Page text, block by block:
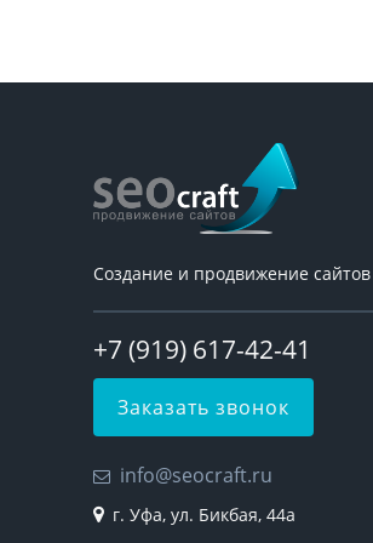
Создание и продвижение
+7 (919) 617-42-41
Заказать звонок
info@seocraft.ru
г. Уфа, ул. Бикбая, 44а